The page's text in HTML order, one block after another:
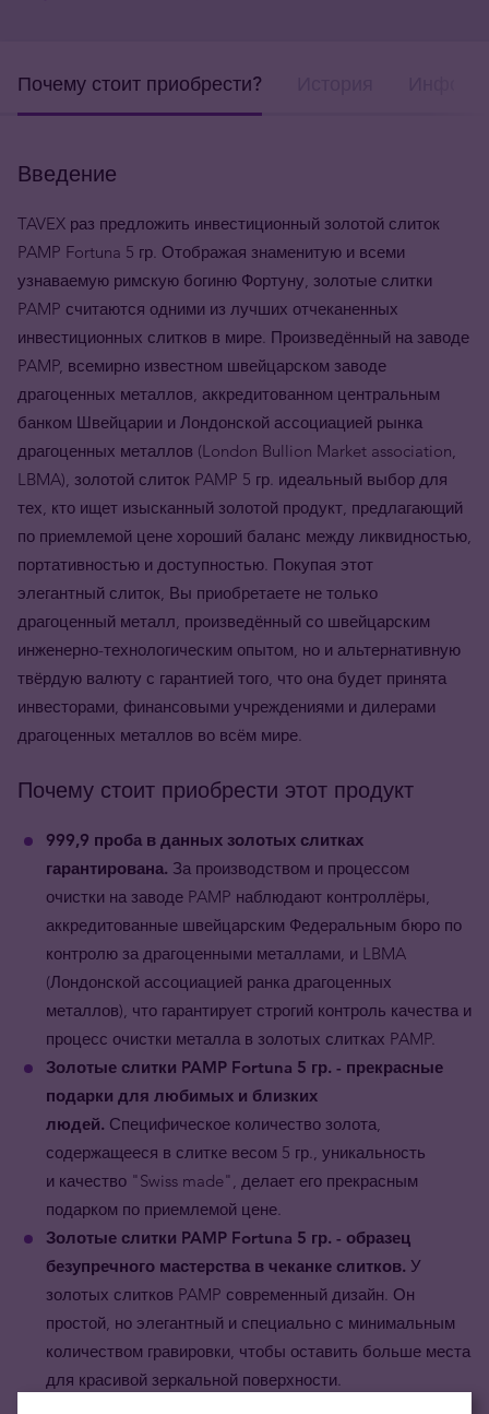
Почему стоит приобрести?
Введение
TAVEX раз предложить инвестиционный золотой слиток
PAMP Fortuna 5 гр. Отображая знаменитую и всеми
узнаваемую римскую богиню Фортуну, золотые слитки
PAMP считаются одними из лучших отчеканенных
инвестиционных слитков в мире. Произведённый на заводе
PAMP, всемирно известном швейцарском заводе
драгоценных металлов, аккредитованном центральным
банком Швейцарии и Лондонской ассоциацией рынка
драгоценных металлов (London Bullion Market association,
LBMA), золотой слиток PAMP 5 гр. идеальный выбор для
тех, кто ищет изысканный золотой продукт, предлагающий
по приемлемой цене хороший баланс между ликвидностью,
портативностью и доступностью. Покупая этот
элегантный слиток, Вы приобретаете не только
драгоценный металл, произведённый со швейцарским
инженерно-технологическим опытом, но и альтернативную
твёрдую валюту с гарантией того, что она будет принята
инвесторами, финансовыми учреждениями и дилерами
драгоценных металлов во всём мире.
Почему стоит приобрести этот продукт
999,9 проба в данных золотых слитках
гарантирована. За производством и процессом
очистки на заводе PAMP наблюдают контроллёры,
аккредитованные швейцарским Федеральным бюро по
контролю за драгоценными металлами, и LBMA
(Лондонской ассоциацией ранка драгоценных
металлов), что гарантирует строгий контроль качества и
процесс очистки металла в золотых слитках PAMP.
Золотые слитки PAMP Fortuna 5 гр. - прекрасные
подарки для любимых и близких
людей. Специфическое количество золота,
содержащееся в слитке весом 5 гр., уникальность
и качество "Swiss made", делает его прекрасным
подарком по приемлемой цене.
Золотые слитки PAMP Fortuna 5 гр. - образец
безупречного мастерства в чеканке слитков. У
золотых слитков PAMP современный дизайн. Он
простой, но элегантный и специально с минимальным
количеством гравировки, чтобы оставить больше места
для красивой зеркальной поверхности.